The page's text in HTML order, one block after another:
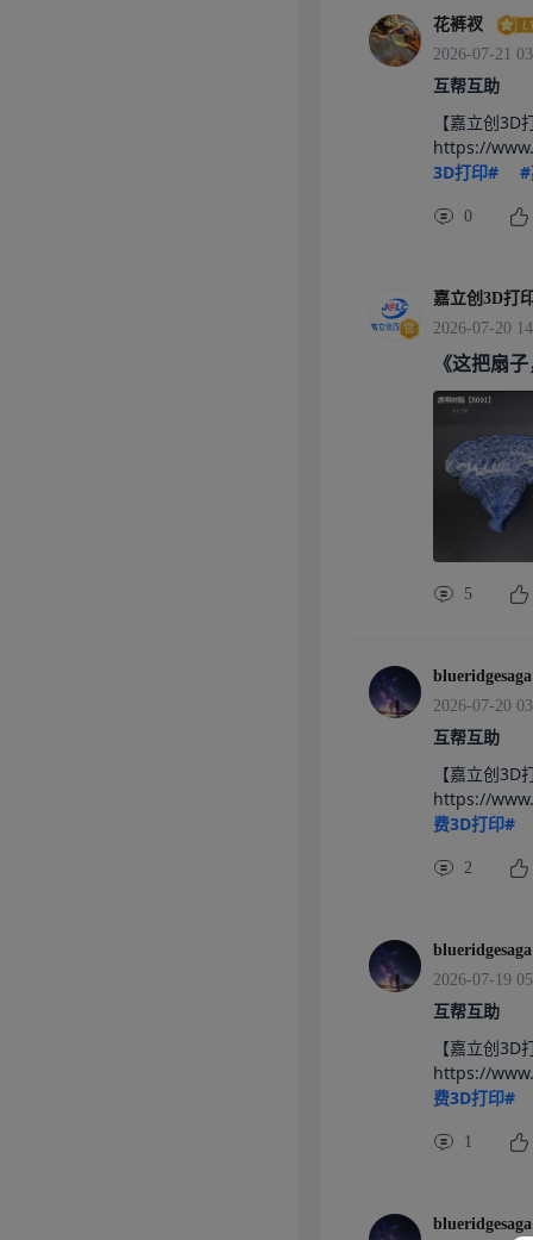
花裤衩
2026-07-21
互帮互助
【嘉立创
https://
3D打印#
#
0
嘉立创3D打
2026-07-20
《这把扇
5
blueridgesaga
2026-07-20
互帮互助
【嘉立创
https://
费3D打印#
2
blueridgesaga
2026-07-19
互帮互助
【嘉立创
https://
费3D打印#
1
blueridgesaga